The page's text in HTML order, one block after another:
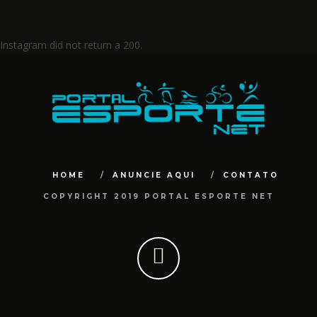
Instagram did not return a 200.
HOME ANUNCIE AQUI CONTATO
COPYRIGHT 2019 PORTAL ESPORTE NET